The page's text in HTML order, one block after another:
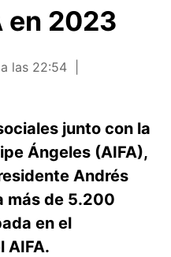
en 2023
las 22:54
junto con la
Ángeles (AIFA),
Andrés
más de 5.200
en el
AIFA.